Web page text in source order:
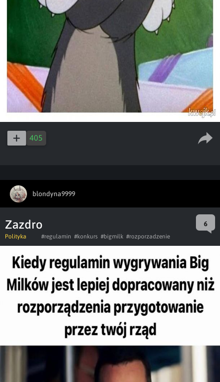
405
blondyna9999
Zazdro 6
Polityka #regulamin #konkurs #bigmilk #rozporzadzenie